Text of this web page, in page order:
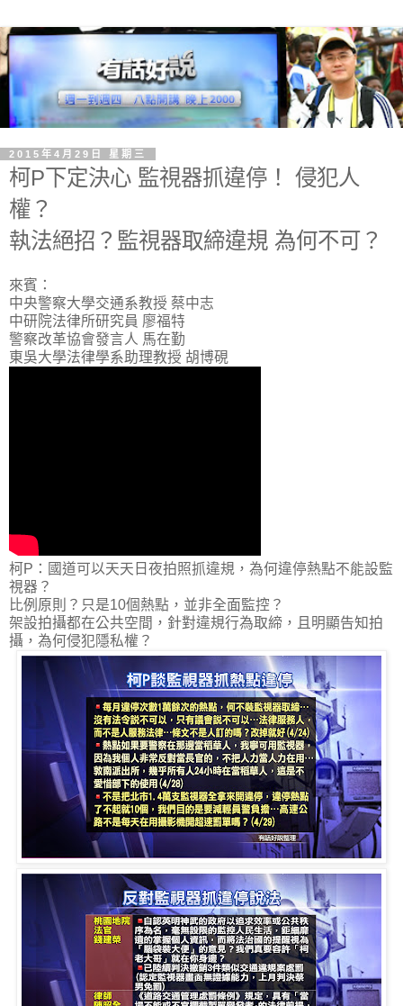
2015年4月29日 星期三
柯P下定決心 監視器抓違停！ 侵犯人
權？
執法絕招？監視器取締違規 為何不可？
來賓：
中央警察大學交通系教授 蔡中志
中研院法律所研究員 廖福特
警察改革協會發言人 馬在勤
東吳大學法律學系助理教授 胡博硯
柯P：國道可以天天日夜拍照抓違規，為何違停熱點不能設監
視器？
比例原則？只是10個熱點，並非全面監控？
架設拍攝都在公共空間，針對違規行為取締，且明顯告知拍
攝，為何侵犯隱私權？